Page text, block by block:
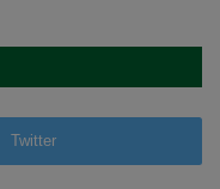
Twitter